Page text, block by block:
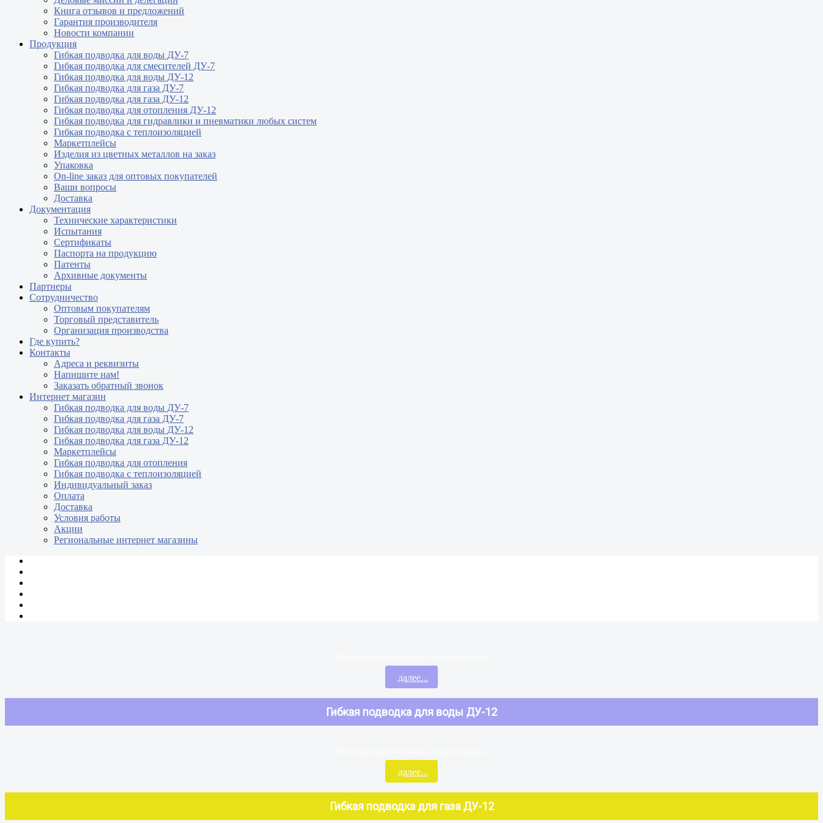
Книга отзывов и предложений
Гарантия производителя
Новости компании
Продукция
Гибкая подводка для воды ДУ-7
Гибкая подводка для смесителей ДУ-7
Гибкая подводка для воды ДУ-12
Гибкая подводка для газа ДУ-7
Гибкая подводка для газа ДУ-12
Гибкая подводка для отопления ДУ-12
Гибкая подводка для гидравлики и пневматики любых систем
Гибкая подводка с теплоизоляцией
Маркетплейсы
Изделия из цветных металлов на заказ
Упаковка
On-line заказ для оптовых покупателей
Ваши вопросы
Доставка
Документация
Технические характеристики
Испытания
Сертификаты
Паспорта на продукцию
Патенты
Архивные документы
Партнеры
Сотрудничество
Оптовым покупателям
Торговый представитель
Организация производства
Где купить?
Контакты
Адреса и реквизиты
Напишите нам!
Заказать обратный звонок
Интернет магазин
Гибкая подводка для воды ДУ-7
Гибкая подводка для газа ДУ-7
Гибкая подводка для воды ДУ-12
Гибкая подводка для газа ДУ-12
Маркетплейсы
Гибкая подводка для отопления
Гибкая подводка с теплоизоляцией
Индивидуальный заказ
Оплата
Доставка
Условия работы
Акции
Региональные интернет магазины
далее...
Гибкая подводка для воды ДУ-12
далее...
Гибкая подводка для газа ДУ-12